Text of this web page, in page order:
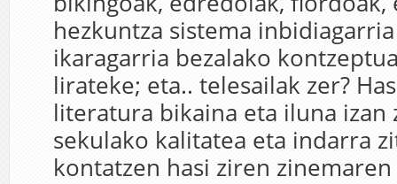
hezkuntza sistema
ikaragarria bezalako
lirateke; eta.. telesailak zer?
literatura bikaina eta iluna izan
sekulako kalitatea eta indarra
kontatzen hasi ziren